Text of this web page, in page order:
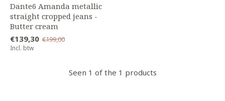
Dante6 Amanda metallic
straight cropped jeans -
Butter cream
€139,30 €199,00
Incl. btw
Seen 1 of the 1 products